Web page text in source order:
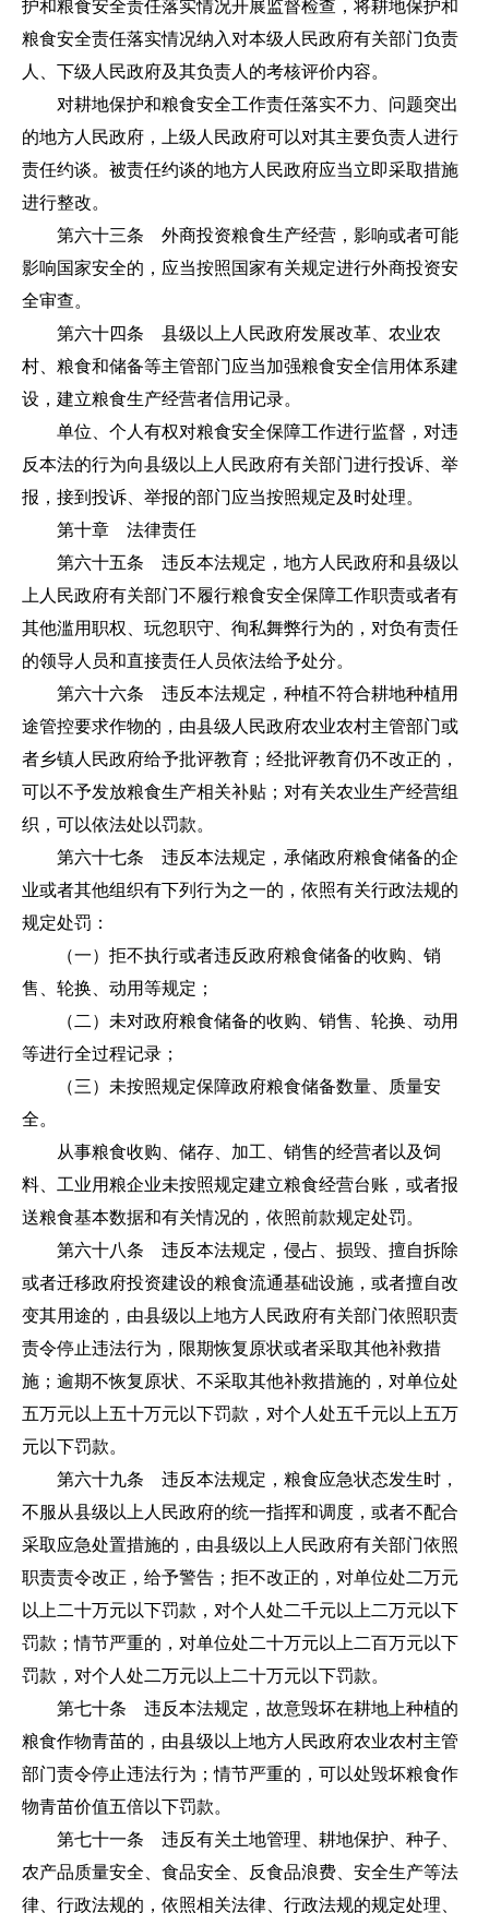
护和粮食安全责任落实情况开展监督检查，将耕地保护和
粮食安全责任落实情况纳入对本级人民政府有关部门负责
人、下级人民政府及其负责人的考核评价内容。
对耕地保护和粮食安全工作责任落实不力、问题突出
的地方人民政府，上级人民政府可以对其主要负责人进行
责任约谈。被责任约谈的地方人民政府应当立即采取措施
进行整改。
第六十三条 外商投资粮食生产经营，影响或者可能
影响国家安全的，应当按照国家有关规定进行外商投资安
全审查。
第六十四条 县级以上人民政府发展改革、农业农
村、粮食和储备等主管部门应当加强粮食安全信用体系建
设，建立粮食生产经营者信用记录。
单位、个人有权对粮食安全保障工作进行监督，对违
反本法的行为向县级以上人民政府有关部门进行投诉、举
报，接到投诉、举报的部门应当按照规定及时处理。
第十章 法律责任
第六十五条 违反本法规定，地方人民政府和县级以
上人民政府有关部门不履行粮食安全保障工作职责或者有
其他滥用职权、玩忽职守、徇私舞弊行为的，对负有责任
的领导人员和直接责任人员依法给予处分。
第六十六条 违反本法规定，种植不符合耕地种植用
途管控要求作物的，由县级人民政府农业农村主管部门或
者乡镇人民政府给予批评教育；经批评教育仍不改正的，
可以不予发放粮食生产相关补贴；对有关农业生产经营组
织，可以依法处以罚款。
第六十七条 违反本法规定，承储政府粮食储备的企
业或者其他组织有下列行为之一的，依照有关行政法规的
规定处罚：
（一）拒不执行或者违反政府粮食储备的收购、销
售、轮换、动用等规定；
（二）未对政府粮食储备的收购、销售、轮换、动用
等进行全过程记录；
（三）未按照规定保障政府粮食储备数量、质量安
全。
从事粮食收购、储存、加工、销售的经营者以及饲
料、工业用粮企业未按照规定建立粮食经营台账，或者报
送粮食基本数据和有关情况的，依照前款规定处罚。
第六十八条 违反本法规定，侵占、损毁、擅自拆除
或者迁移政府投资建设的粮食流通基础设施，或者擅自改
变其用途的，由县级以上地方人民政府有关部门依照职责
责令停止违法行为，限期恢复原状或者采取其他补救措
施；逾期不恢复原状、不采取其他补救措施的，对单位处
五万元以上五十万元以下罚款，对个人处五千元以上五万
元以下罚款。
第六十九条 违反本法规定，粮食应急状态发生时，
不服从县级以上人民政府的统一指挥和调度，或者不配合
采取应急处置措施的，由县级以上人民政府有关部门依照
职责责令改正，给予警告；拒不改正的，对单位处二万元
以上二十万元以下罚款，对个人处二千元以上二万元以下
罚款；情节严重的，对单位处二十万元以上二百万元以下
罚款，对个人处二万元以上二十万元以下罚款。
第七十条 违反本法规定，故意毁坏在耕地上种植的
粮食作物青苗的，由县级以上地方人民政府农业农村主管
部门责令停止违法行为；情节严重的，可以处毁坏粮食作
物青苗价值五倍以下罚款。
第七十一条 违反有关土地管理、耕地保护、种子、
农产品质量安全、食品安全、反食品浪费、安全生产等法
律、行政法规的，依照相关法律、行政法规的规定处理、